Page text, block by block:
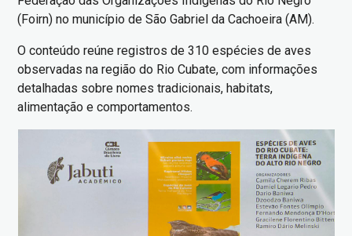
(Foirn) no município de São Gabriel da Cachoeira (AM).
O conteúdo reúne registros de 310 espécies de aves
observadas na região do Rio Cubate, com informações
detalhadas sobre nomes tradicionais, habitats,
alimentação e comportamentos.